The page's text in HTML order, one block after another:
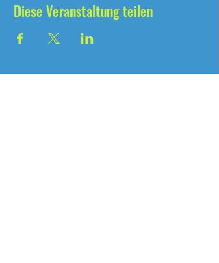
Diese Veranstaltung teilen